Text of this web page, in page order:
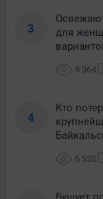
3
для
9 364
4
Кто
6 520